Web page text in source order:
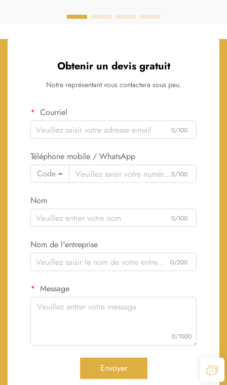
Obtenir un devis gratuit
Notre représentant vous contactera sous peu.
Courriel
0/100
Téléphone mobile / WhatsApp
Code
0/100
Nom
0/100
Nom de l'entreprise
0/200
Message
0/1000
Envoyer